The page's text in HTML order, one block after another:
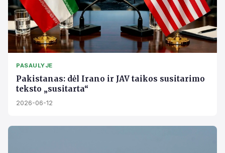
PASAULYJE
Pakistanas: dėl Irano ir JAV taikos susitarimo
teksto „susitarta“
2026-06-12